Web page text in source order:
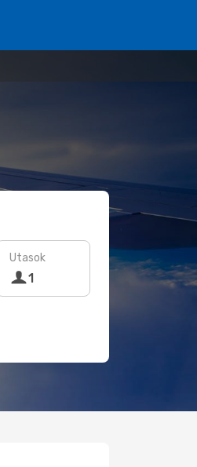
Utasok
1